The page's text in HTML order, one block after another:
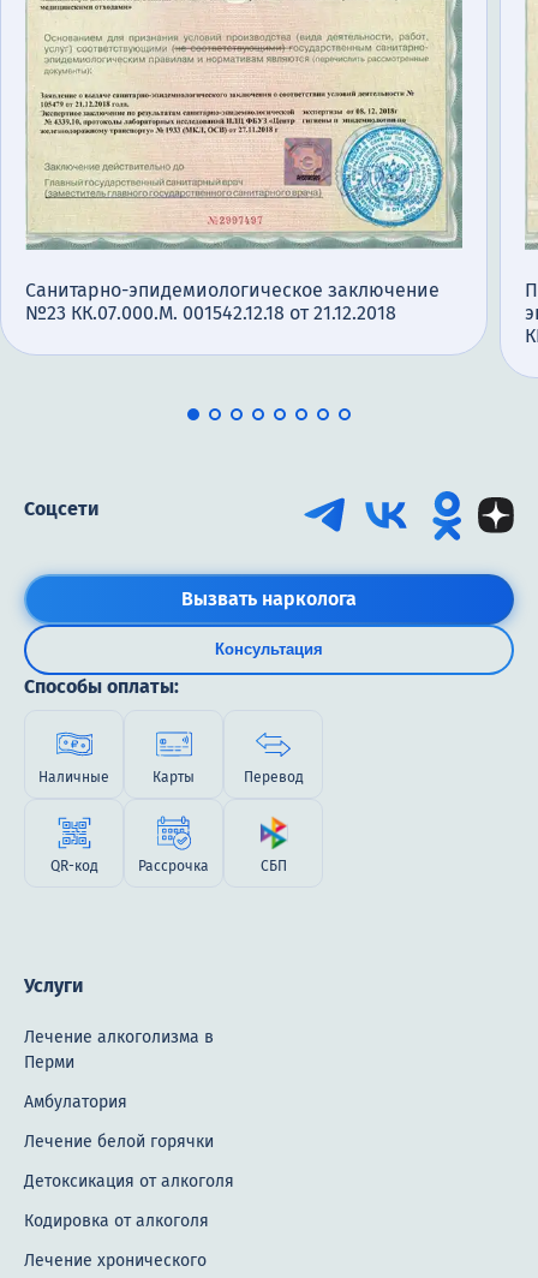
Санитарно-эпидемиологическое заключение
№23 КК.07.000.М. 001542.12.18 от 21.12.2018
Соцсети
Вызвать нарколога
Консультация
Способы оплаты:
Наличные Карты Перевод
QR-код Рассрочка СБП
Услуги
Лечение алкоголизма в
Перми
Амбулатория
Лечение белой горячки
Детоксикация от алкоголя
Кодировка от алкоголя
Лечение хронического